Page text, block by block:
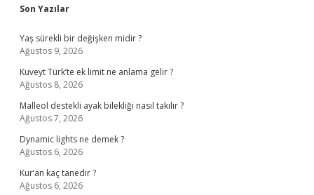
Sidebar
Son Yazılar
Yaş sürekli bir değişken midir ?
Ağustos 9, 2026
Kuveyt Türk’te ek limit ne anlama gelir ?
Ağustos 8, 2026
Malleol destekli ayak bilekliği nasıl takılır ?
Ağustos 7, 2026
Dynamic lights ne demek ?
Ağustos 6, 2026
Kur’an kaç tanedir ?
Ağustos 6, 2026